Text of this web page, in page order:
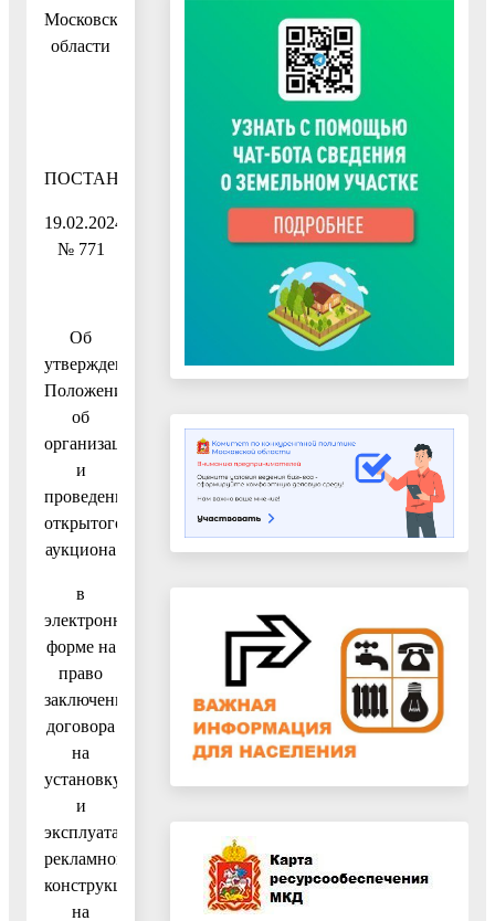
Московской
области
ПОСТАНОВЛЕНИЕ
19.02.2024
№ 771
Об
утверждении
Положения
об
организации
и
проведении
открытого
аукциона
в
электронной
форме на
право
заключения
договора
на
установку
и
эксплуатацию
рекламной
конструкции
на